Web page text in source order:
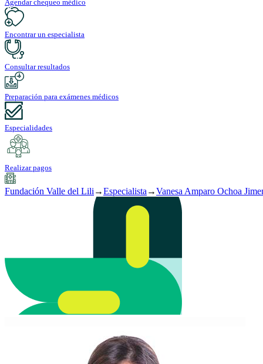
Agendar chequeo médico
Encontrar un especialista
Consultar resultados
Preparación para exámenes médicos
Especialidades
Realizar pagos
Fundación Valle del Lili →Especialista →Vanesa Amparo Ochoa